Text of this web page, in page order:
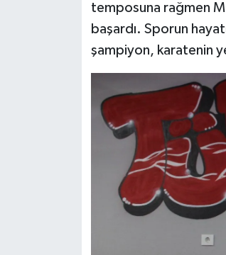
temposuna rağmen
başardı. Sporun
şampiyon, karatenin